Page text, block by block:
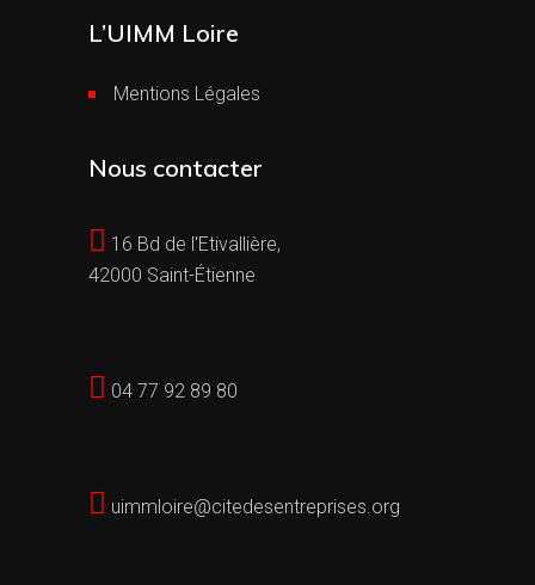
L’UIMM Loire
Mentions Légales
Nous contacter
16 Bd de l'Etivallière,
42000 Saint-Étienne
04 77 92 89 80
uimmloire@citedesentreprises.org